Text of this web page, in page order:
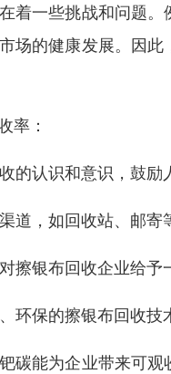
着一些挑战和问题
场的健康发展。因
率：
的认识和意识，鼓励
道，如回收站、邮寄
擦银布回收企业给予
环保的擦银布回收技
碳能为企业带来可